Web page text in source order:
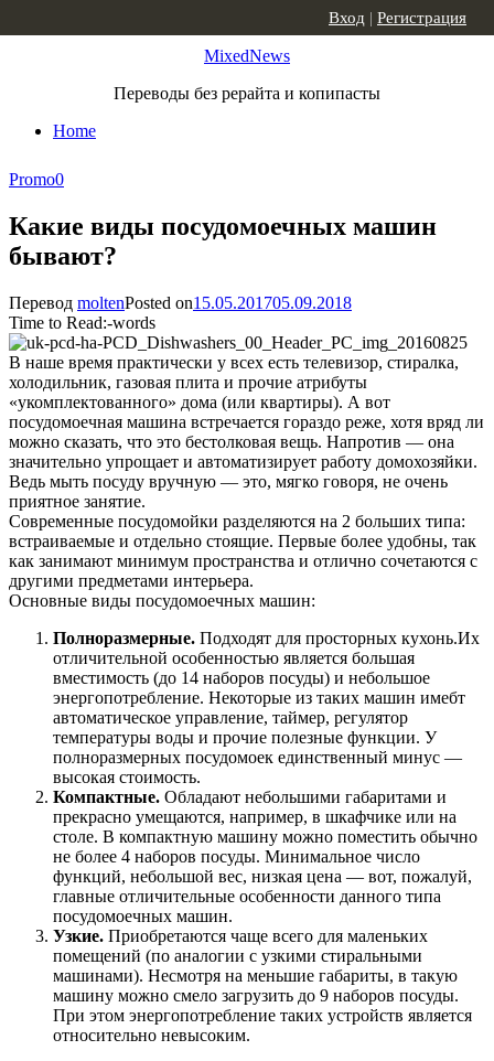
MixedNews
Переводы без рерайта и копипасты
Home
Вход | Регистрация
Promo0
Какие виды посудомоечных машин
бывают?
Перевод moltenPosted on15.05.201705.09.2018
Time to Read:-words
В наше время практически у всех есть телевизор, стиралка,
холодильник, газовая плита и прочие атрибуты
«укомплектованного» дома (или квартиры). А вот
посудомоечная машина встречается гораздо реже, хотя вряд ли
можно сказать, что это бестолковая вещь. Напротив — она
значительно упрощает и автоматизирует работу домохозяйки.
Ведь мыть посуду вручную — это, мягко говоря, не очень
приятное занятие.
Современные посудомойки разделяются на 2 больших типа:
встраиваемые и отдельно стоящие. Первые более удобны, так
как занимают минимум пространства и отлично сочетаются с
другими предметами интерьера.
Основные виды посудомоечных машин:
Полноразмерные. Подходят для просторных кухонь.Их
отличительной особенностью является большая
вместимость (до 14 наборов посуды) и небольшое
энергопотребление. Некоторые из таких машин имебт
автоматическое управление, таймер, регулятор
температуры воды и прочие полезные функции. У
полноразмерных посудомоек единственный минус —
высокая стоимость.
Компактные. Обладают небольшими габаритами и
прекрасно умещаются, например, в шкафчике или на
столе. В компактную машину можно поместить обычно
не более 4 наборов посуды. Минимальное число
функций, небольшой вес, низкая цена — вот, пожалуй,
главные отличительные особенности данного типа
посудомоечных машин.
Узкие. Приобретаются чаще всего для маленьких
помещений (по аналогии с узкими стиральными
машинами). Несмотря на меньшие габариты, в такую
машину можно смело загрузить до 9 наборов посуды.
При этом энергопотребление таких устройств является
относительно невысоким.